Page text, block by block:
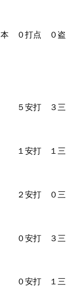
打点 ０盗
打 ３三
打 １三
打 ０三
打 ３三
打 １三